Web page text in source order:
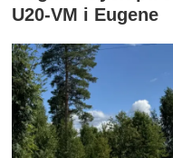
U20-VM i Eugene